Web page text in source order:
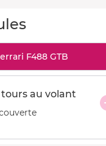
F488 GTB
au volant